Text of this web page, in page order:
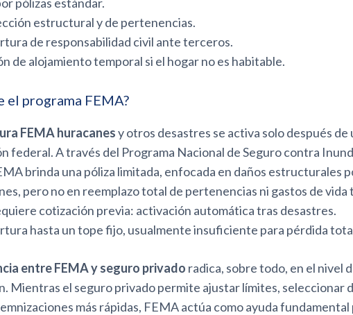
estructural y de pertenencias.
de responsabilidad civil ante terceros.
de alojamiento temporal si el hogar no es habitable.
el programa FEMA?
FEMA huracanesy otros desastres se activa solo después de
federal. A través del Programa Nacional de Seguro contra
brinda una póliza limitada, enfocada en daños estructurales
pero no en reemplazo total de pertenencias ni gastos de vida
cotización previa: activación automática tras desastres.
hasta un tope fijo, usualmente insuficiente para pérdida
entre FEMA y seguro privado radica, sobre todo, en el nivel
Mientras el seguro privado permite ajustar límites, seleccionar
más rápidas, FEMA actúa como ayuda